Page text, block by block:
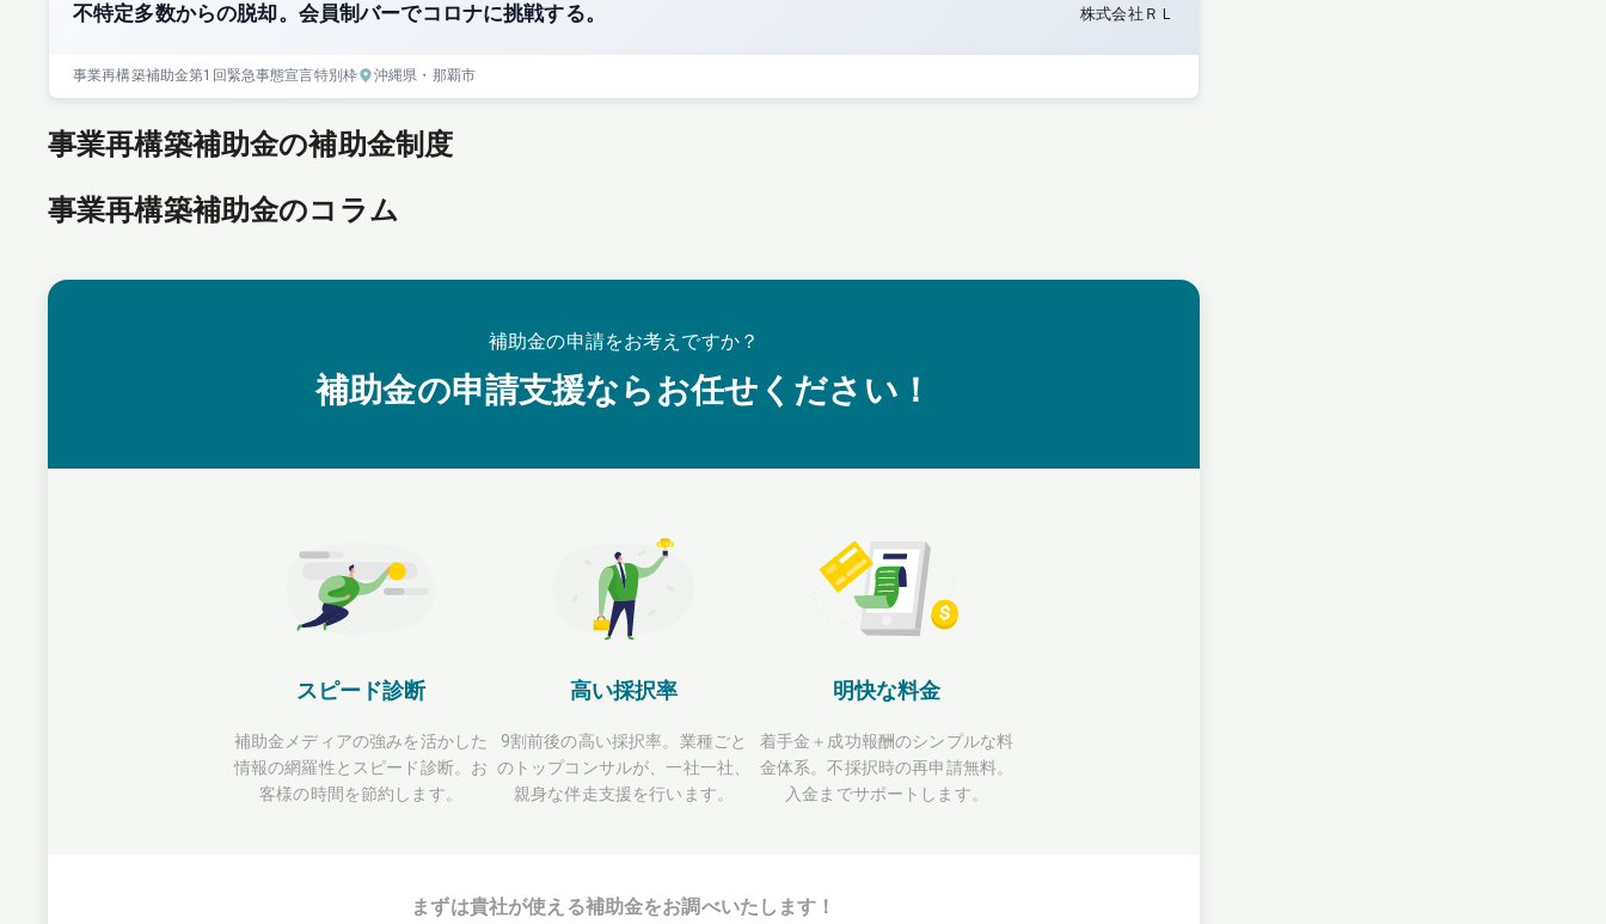
不特定多数からの脱却。会員制バーでコロナに挑戦する。 株式会社ＲＬ
事業再構築補助金第1回緊急事態宣言特別枠 沖縄県 ・那覇市
事業再構築補助金の補助金制度
事業再構築補助金のコラム
補助金の申請をお考えですか？
補助金の申請支援ならお任せください！
スピード診断
補助金メディアの強みを活かした
情報の網羅性とスピード診断。お
客様の時間を節約します。
高い採択率
9割前後の高い採択率。業種ごと
のトップコンサルが、一社一社、
親身な伴走支援を行います。
明快な料金
着手金＋成功報酬のシンプルな料
金体系。不採択時の再申請無料。
入金までサポートします。
まずは貴社が使える補助金をお調べいたします！